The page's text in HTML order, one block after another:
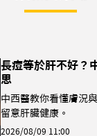
長痘等於肝不好？
思
中西醫教你看懂膚況
留意肝臟健康。
2026/08/09 11:00